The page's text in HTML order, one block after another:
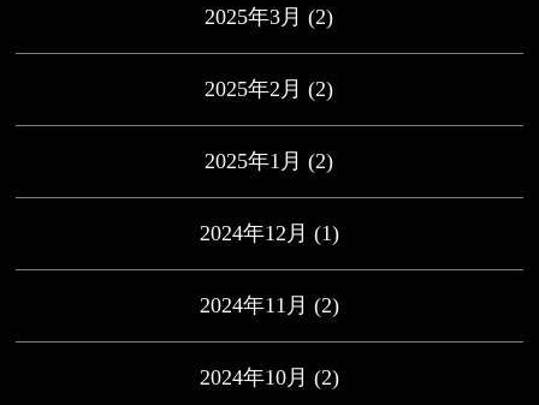
2025年3月 (2)
2025年2月 (2)
2025年1月 (2)
2024年12月 (1)
2024年11月 (2)
2024年10月 (2)